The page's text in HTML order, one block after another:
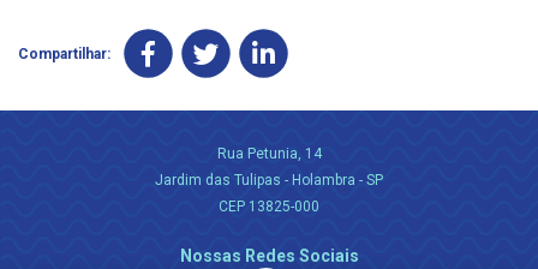
Compartilhar:
Rua Petunia, 14
Jardim das Tulipas - Holambra - SP
CEP 13825-000
Nossas Redes Sociais